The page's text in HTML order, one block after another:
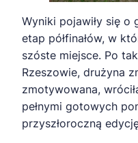
Wyniki pojawiły się o
etap półfinałów, w
szóste miejsce. Po
Rzeszowie, drużyna
zmotywowana,
pełnymi gotowych
przyszłoroczną